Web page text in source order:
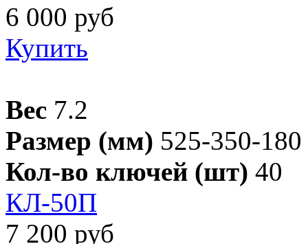
6 000 руб
Купить
Вес 7.2
Размер (мм) 525-350-180
Кол-во ключей (шт) 40
КЛ-50П
7 200 руб